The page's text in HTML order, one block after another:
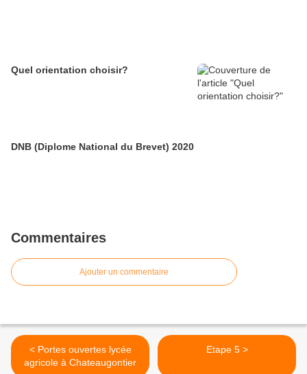
Quel orientation choisir?
DNB (Diplome National du Brevet) 2020
Commentaires
Ajouter un commentaire
< Portes ouvertes lycée
agricole à Chateaugontier
Etape 5 >